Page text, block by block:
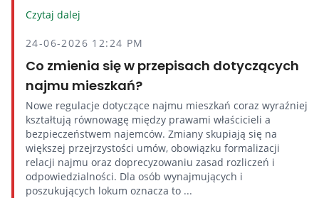
Czytaj dalej
24-06-2026 12:24 PM
Co zmienia się w przepisach dotyczących
najmu mieszkań?
Nowe regulacje dotyczące najmu mieszkań coraz wyraźniej
kształtują równowagę między prawami właścicieli a
bezpieczeństwem najemców. Zmiany skupiają się na
większej przejrzystości umów, obowiązku formalizacji
relacji najmu oraz doprecyzowaniu zasad rozliczeń i
odpowiedzialności. Dla osób wynajmujących i
poszukujących lokum oznacza to ...